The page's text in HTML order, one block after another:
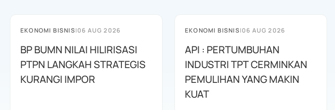
EKONOMI BISNIS|06 AUG 2026
BP BUMN NILAI HILIRISASI
PTPN LANGKAH STRATEGIS
KURANGI IMPOR
EKONOMI BISNIS|06 AUG 2026
API : PERTUMBUHAN
INDUSTRI TPT CERMINKAN
PEMULIHAN YANG MAKIN
KUAT